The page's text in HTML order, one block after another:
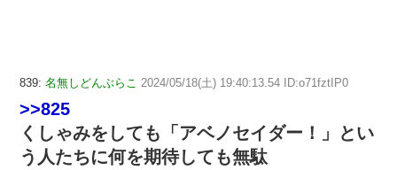
839: 名無しどんぶらこ 2024/05/18(土) 19:40:13.54 ID:o71fztIP0
>>825
くしゃみをしても「アベノセイダー！」とい
う人たちに何を期待しても無駄